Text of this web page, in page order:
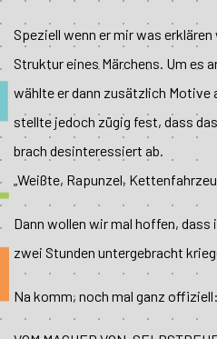
Speziell wenn er mir was
Struktur eines Märchens. Um es
wählte er dann zusätzlich Motive
stellte jedoch zügig fest, dass
brach desinteressiert ab.
„Weißte, Rapunzel,
Dann wollen wir mal hoffen, dass
zwei Stunden untergebracht
Na komm, noch mal ganz offiziell: